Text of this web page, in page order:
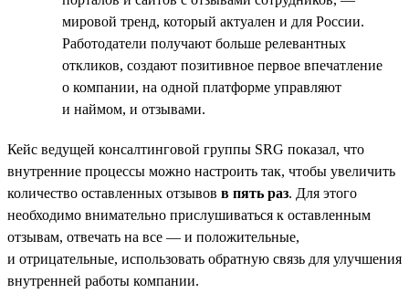
мировой тренд, который актуален и для России.
Работодатели получают больше релевантных
откликов, создают позитивное первое впечатление
о компании, на одной платформе управляют
и наймом, и отзывами.
Кейс ведущей консалтинговой группы SRG показал, что
внутренние процессы можно настроить так, чтобы увеличить
количество оставленных отзывов в пять раз. Для этого
необходимо внимательно прислушиваться к оставленным
отзывам, отвечать на все — и положительные,
и отрицательные, использовать обратную связь для улучшения
внутренней работы компании.